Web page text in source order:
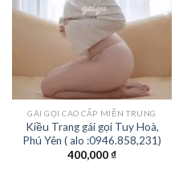
GÁI GỌI CAO CẤP MIỀN TRUNG
Kiều Trang gái gọi Tuy Hoà,
Phú Yên ( alo :0946.858,231)
400,000₫